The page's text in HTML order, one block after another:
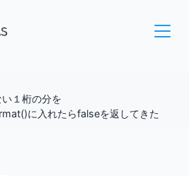
い１桁の分を
に入れたらfalseを返してきた